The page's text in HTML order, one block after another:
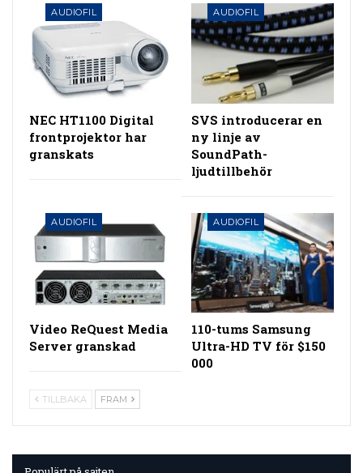
AUDIOFIL
NEC HT1100 Digital
frontprojektor har
granskats
AUDIOFIL
SVS introducerar en
ny linje av
SoundPath-
ljudtillbehör
AUDIOFIL
Video ReQuest Media
Server granskad
AUDIOFIL
110-tums Samsung
Ultra-HD TV för $150
000
TILLBAKA FRAM